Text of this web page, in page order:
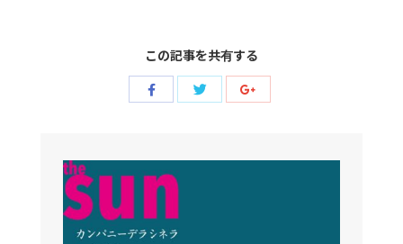
この記事を共有する
Share
Share